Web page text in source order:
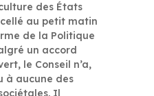
des États
au petit matin
de la Politique
un accord
le Conseil n’a,
à aucune des
Il